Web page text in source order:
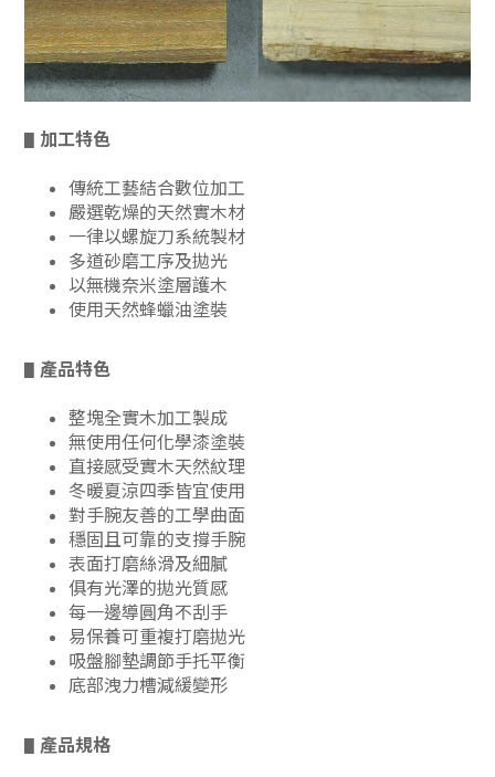
▋ 加工特色
傳統工藝結合數位加工
嚴選乾燥的天然實木材
一律以螺旋刀系統製材
多道砂磨工序及拋光
以無機奈米塗層護木
使用天然蜂蠟油塗裝
▋ 產品特色
整塊全實木加工製成
無使用任何化學漆塗裝
直接感受實木天然紋理
冬暖夏涼四季皆宜使用
對手腕友善的工學曲面
穩固且可靠的支撐手腕
表面打磨絲滑及細膩
俱有光澤的拋光質感
每一邊導圓角不刮手
易保養可重複打磨拋光
吸盤腳墊調節手托平衡
底部洩力槽減緩變形
▋ 產品規格